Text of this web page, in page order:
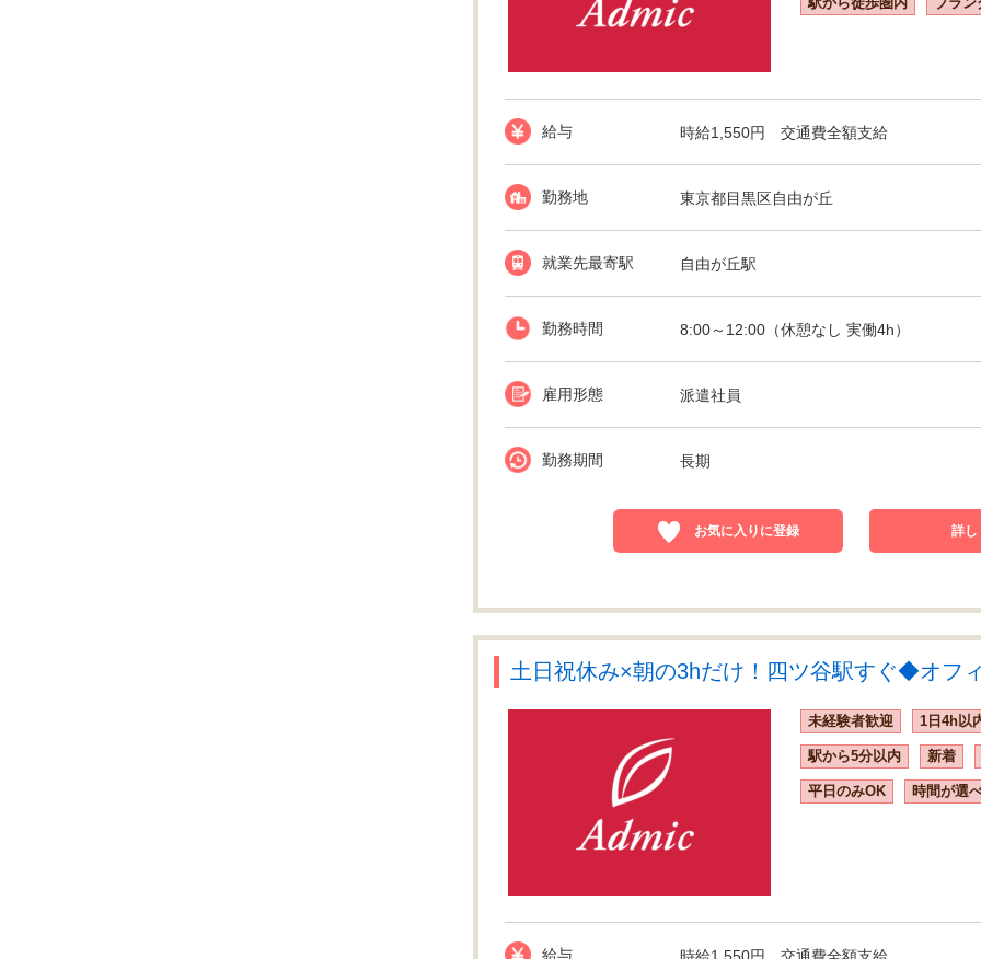
給与 時給1,550円 交通費全額支給
勤務地 東京都目黒区自由が丘
就業先最寄駅 自由が丘駅
勤務時間 8:00～12:00（休憩なし 実働4h）
雇用形態 派遣社員
勤務期間 長期
お気に入りに登録 詳し
土日祝休み×朝の3hだけ！四ツ谷駅すぐ◆オフ
未経験者歓迎 1日4h以
駅から5分以内 新着
平日のみOK 時間が選
給与